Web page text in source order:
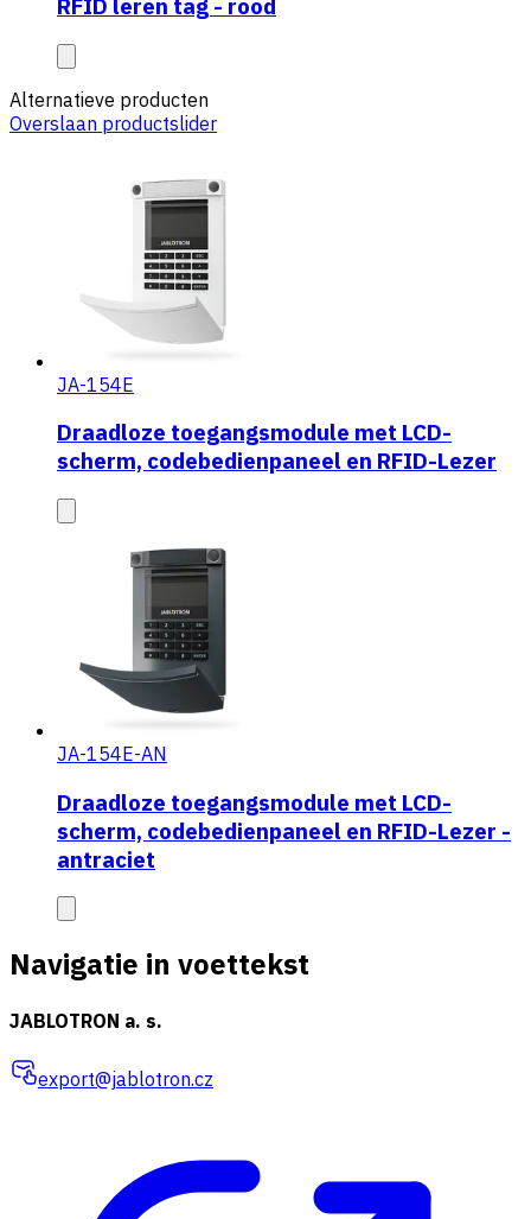
RFID leren tag - rood
Alternatieve producten
Overslaan productslider
JA-154E
Draadloze toegangsmodule met LCD-
scherm, codebedienpaneel en RFID-Lezer
JA-154E-AN
Draadloze toegangsmodule met LCD-
scherm, codebedienpaneel en RFID-Lezer -
antraciet
Navigatie in voettekst
JABLOTRON a. s.
export@jablotron.cz